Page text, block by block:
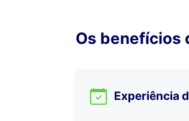
Os benefícios
Experiência